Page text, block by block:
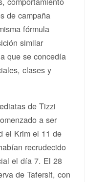
de campaña
fórmula
similar
que se concedía
clases y
de Tizzi
a ser
el Krim el 11 de
recrudecido
el día 7. El 28
de Tafersit, con